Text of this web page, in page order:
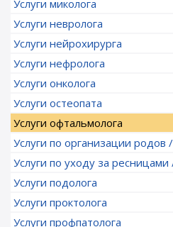
Услуги миколога
Услуги невролога
Услуги нейрохирурга
Услуги нефролога
Услуги онколога
Услуги остеопата
Услуги офтальмолога
Услуги по организации
Услуги по уходу за
Услуги подолога
Услуги проктолога
Услуги профпатолога